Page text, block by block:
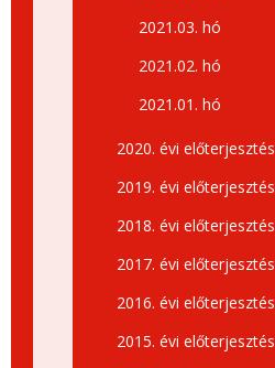
2021.03. hó
2021.02. hó
2021.01. hó
2020. évi
2019. évi
2018. évi
2017. évi
2016. évi
2015. évi